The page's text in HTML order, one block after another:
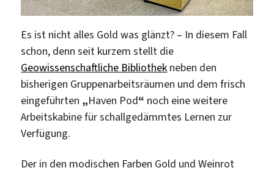
Es ist nicht alles Gold was glänzt? – In diesem Fall
schon, denn seit kurzem stellt die
Geowissenschaftliche Bibliothek neben den
bisherigen Gruppenarbeitsräumen und dem frisch
eingeführten „Haven Pod“ noch eine weitere
Arbeitskabine für schallgedämmtes Lernen zur
Verfügung.
Der in den modischen Farben Gold und Weinrot